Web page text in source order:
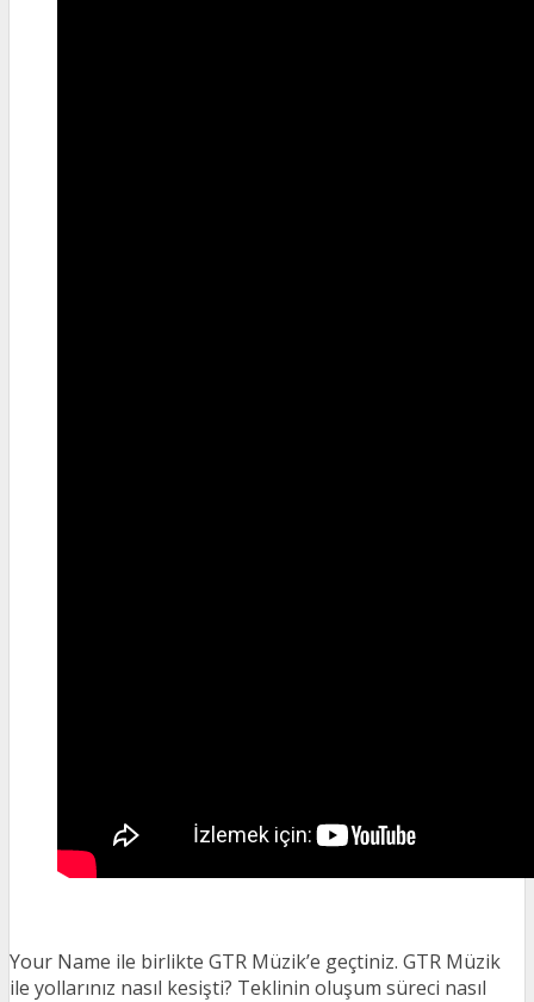
Your Name ile birlikte GTR Müzik’e geçtiniz. GTR Müzik
ile yollarınız nasıl kesişti? Teklinin oluşum süreci nasıl